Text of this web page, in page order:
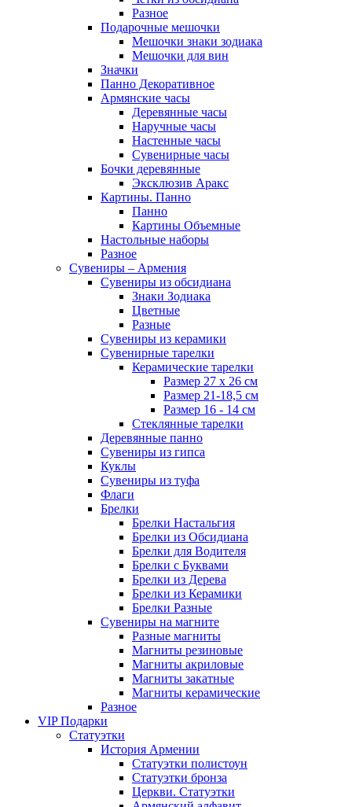
Разное
Подарочные мешочки
Мешочки знаки зодиака
Мешочки для вин
Значки
Панно Декоративное
Армянские часы
Деревянные часы
Наручные часы
Настенные часы
Сувенирные часы
Бочки деревянные
Эксклюзив Аракс
Картины. Панно
Панно
Картины Объемные
Настольные наборы
Разное
Сувениры – Армения
Сувениры из обсидиана
Знаки Зодиака
Цветные
Разные
Сувениры из керамики
Сувенирные тарелки
Керамические тарелки
Размер 27 х 26 см
Размер 21-18,5 см
Размер 16 - 14 см
Стеклянные тарелки
Деревянные панно
Сувениры из гипса
Куклы
Сувениры из туфа
Флаги
Брелки
Брелки Настальгия
Брелки из Обсидиана
Брелки для Водителя
Брелки с Буквами
Брелки из Дерева
Брелки из Керамики
Брелки Разные
Сувениры на магните
Разные магниты
Магниты резиновые
Магниты акриловые
Магниты закатные
Магниты керамические
Разное
VIP Подарки
Статуэтки
История Армении
Статуэтки полистоун
Статуэтки бронза
Церкви. Статуэтки